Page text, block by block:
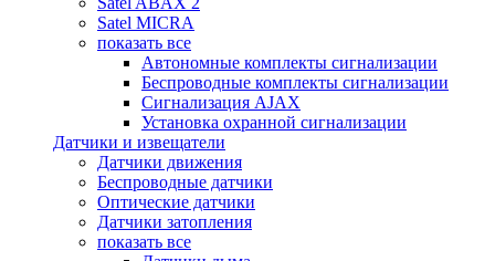
Satel MICRA
показать все
Автономные комплекты сигнализации
Беспроводные комплекты сигнализации
Сигнализация AJAX
Установка охранной сигнализации
Датчики и извещатели
Датчики движения
Беспроводные датчики
Оптические датчики
Датчики затопления
показать все